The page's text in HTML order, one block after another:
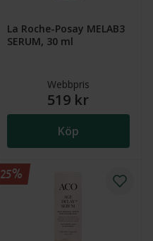
La Roche-Posay MELAB3
SERUM, 30 ml
Webbpris
519 kr
Köp
25%